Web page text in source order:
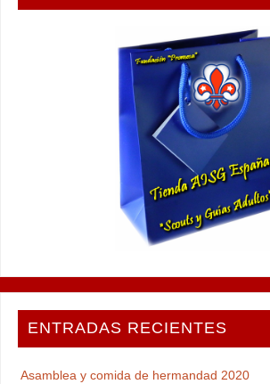
ENTRADAS RECIENTES
Asamblea y comida de hermandad 2020